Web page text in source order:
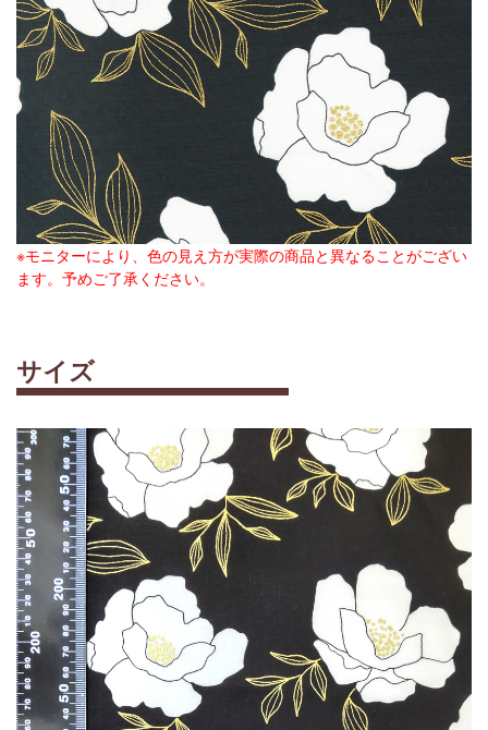
※モニターにより、色の見え方が実際の商品と異なることがござい
ます。予めご了承ください。
サイズ